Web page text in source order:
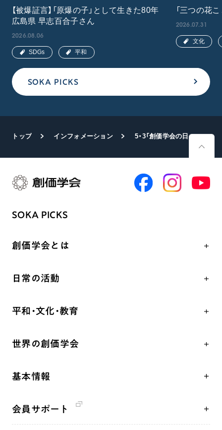
SOKA PICKS
【被爆証言】「原爆の子」として生きた80年
広島県 早志百合子さん
2026.08.06
SDGs 平和
「三つの花
2026.07.31
文化
トップ インフォメーション 5・3「創価学会の日」「創価学会母の日」記念の第9回本部幹部会が開催
SOKA PICKS
創価学会とは
祈り
聖典
釈尊～法華経
創価学会の三代会長
初代会長・牧口常三郎先生
日常の活動
座談会
仏法を語る
年間の活動について
平和・文化・教育
「人権文化」「ジェンダー平等」を促進
人道支援
世界の創価学会
基本情報
会員サポート